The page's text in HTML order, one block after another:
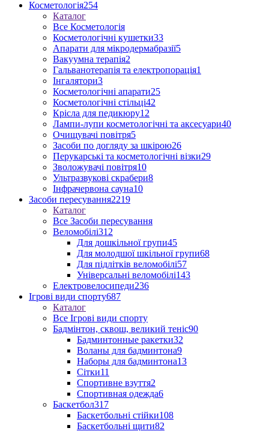
Косметологія254
Каталог
Все Косметологія
Косметологічні кушетки33
Апарати для мікродермабразії5
Вакуумна терапія2
Гальванотерапія та електропорація1
Інгалятори3
Косметологічні апарати25
Косметологічні стільці42
Крісла для педикюру12
Лампи-лупи косметологічні та аксесуари40
Очищувачі повітря5
Засоби по догляду за шкірою26
Перукарські та косметологічні візки29
Зволожувачі повітря10
Ультразвукові скрабери8
Інфрачервона сауна10
Засоби пересування2219
Каталог
Все Засоби пересування
Веломобілі312
Для дошкільної групи45
Для молодшої шкільної групи68
Для підлітків веломобілі57
Універсальні веломобілі143
Електровелосипеди236
Ігрові види спорту687
Каталог
Все Ігрові види спорту
Бадмінтон, сквош, великий теніс90
Бадминтонные ракетки32
Воланы для бадминтона9
Наборы для бадминтона13
Сітки11
Спортивне взуття2
Спортивная одежда6
Баскетбол317
Баскетбольні стійки108
Баскетбольні щити82